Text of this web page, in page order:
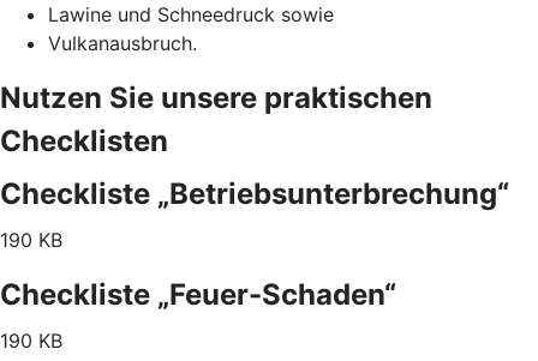
Lawine und Schneedruck sowie
Vulkanausbruch.
Nutzen Sie unsere praktischen
Checklisten
Checkliste „Betriebsunterbrechung“
190 KB
Checkliste „Feuer-Schaden“
190 KB